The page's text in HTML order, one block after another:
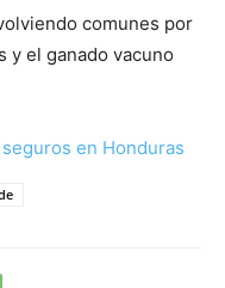
comunes por
y el ganado vacuno
en Honduras